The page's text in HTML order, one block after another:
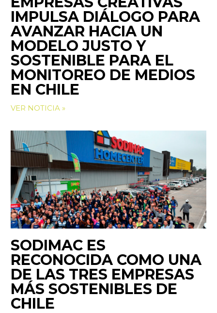
IMPULSA DIÁLOGO PARA
AVANZAR HACIA UN
MODELO JUSTO Y
SOSTENIBLE PARA EL
MONITOREO DE MEDIOS
EN CHILE
VER NOTICIA »
SODIMAC ES
RECONOCIDA COMO UNA
DE LAS TRES EMPRESAS
MÁS SOSTENIBLES DE
CHILE